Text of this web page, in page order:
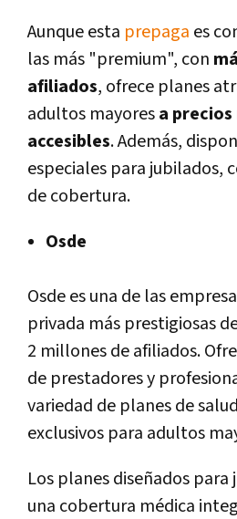
Aunque esta prepaga es
las más "premium", con
afiliados, ofrece planes
adultos mayoresa
accesibles. Además,
especiales para jubilados,
de cobertura.
Osde
Osde es una de las
privada más prestigiosas
2 millones de afiliados.
de prestadores y
variedad de planes de
exclusivos para adultos
Los planes diseñados
una cobertura médica